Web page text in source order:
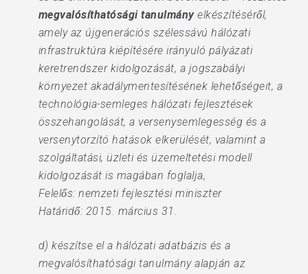
megvalósíthatósági tanulmányelkészítéséről,
amely az újgenerációs szélessávú hálózati
infrastruktúra kiépítésére irányuló pályázati
keretrendszer kidolgozását, a jogszabályi
környezet akadálymentesítésének lehetőségeit, a
technológia-semleges hálózati fejlesztések
összehangolását, a versenysemlegesség és a
versenytorzító hatások elkerülését, valamint a
szolgáltatási, üzleti és üzemeltetési modell
kidolgozását is magában foglalja,
Felelős: nemzeti fejlesztési miniszter
Határidő: 2015. március 31.
d) készítse el a hálózati adatbázis és a
megvalósíthatósági tanulmány alapján az